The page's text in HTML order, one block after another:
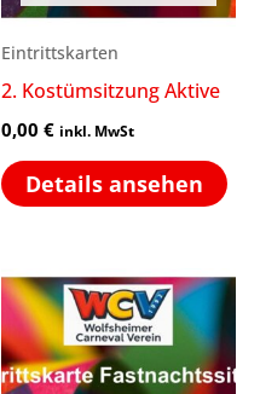
Eintrittskarten
2. Kostümsitzung Aktive
0,00 € inkl. MwSt
Details ansehen